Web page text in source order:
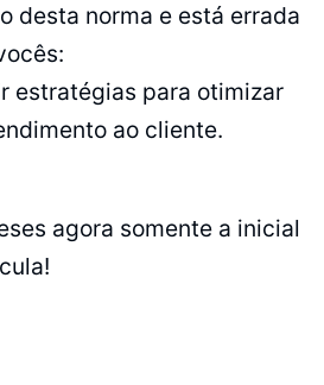
desta norma e está errada
estratégias para otimizar
ao cliente.
agora somente a inicial